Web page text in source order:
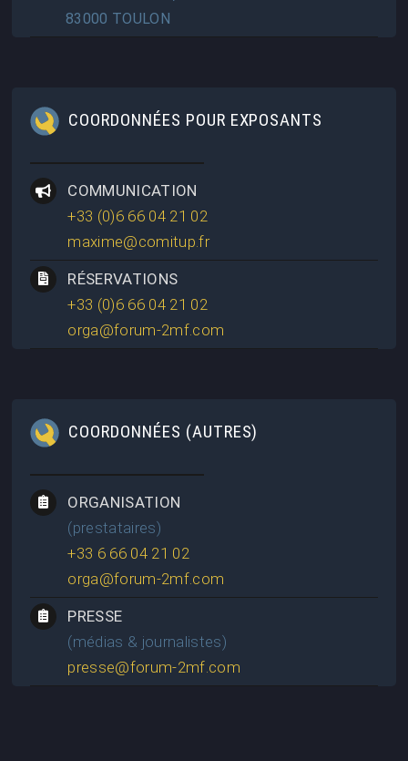
83000 TOULON
COORDONNÉES POUR EXPOSANTS
COMMUNICATION
+33 (0)6 66 04 21 02
maxime@comitup.fr
RÉSERVATIONS
+33 (0)6 66 04 21 02
orga@forum-2mf.com
COORDONNÉES (AUTRES)
ORGANISATION
(prestataires)
+33 6 66 04 21 02
orga@forum-2mf.com
PRESSE
(médias & journalistes)
presse@forum-2mf.com